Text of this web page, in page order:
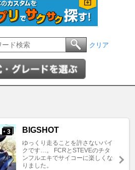
クリア
+ 3 BIGSHOT
ゆっくり走ることを許さないバイ
クです…。 FCRとSTEVEのチタ
ンフルエキでサイコーに楽しくな
りました。